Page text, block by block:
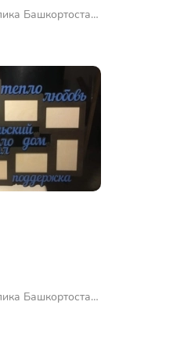
Башкортостан,
Башкортостан,